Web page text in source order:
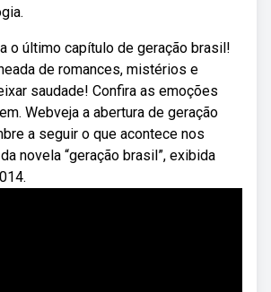
o último capítulo de geração brasil!
de romances, mistérios e
saudade! Confira as emoções
Webveja a abertura de geração
a seguir o que acontece nos
novela “geração brasil”, exibida